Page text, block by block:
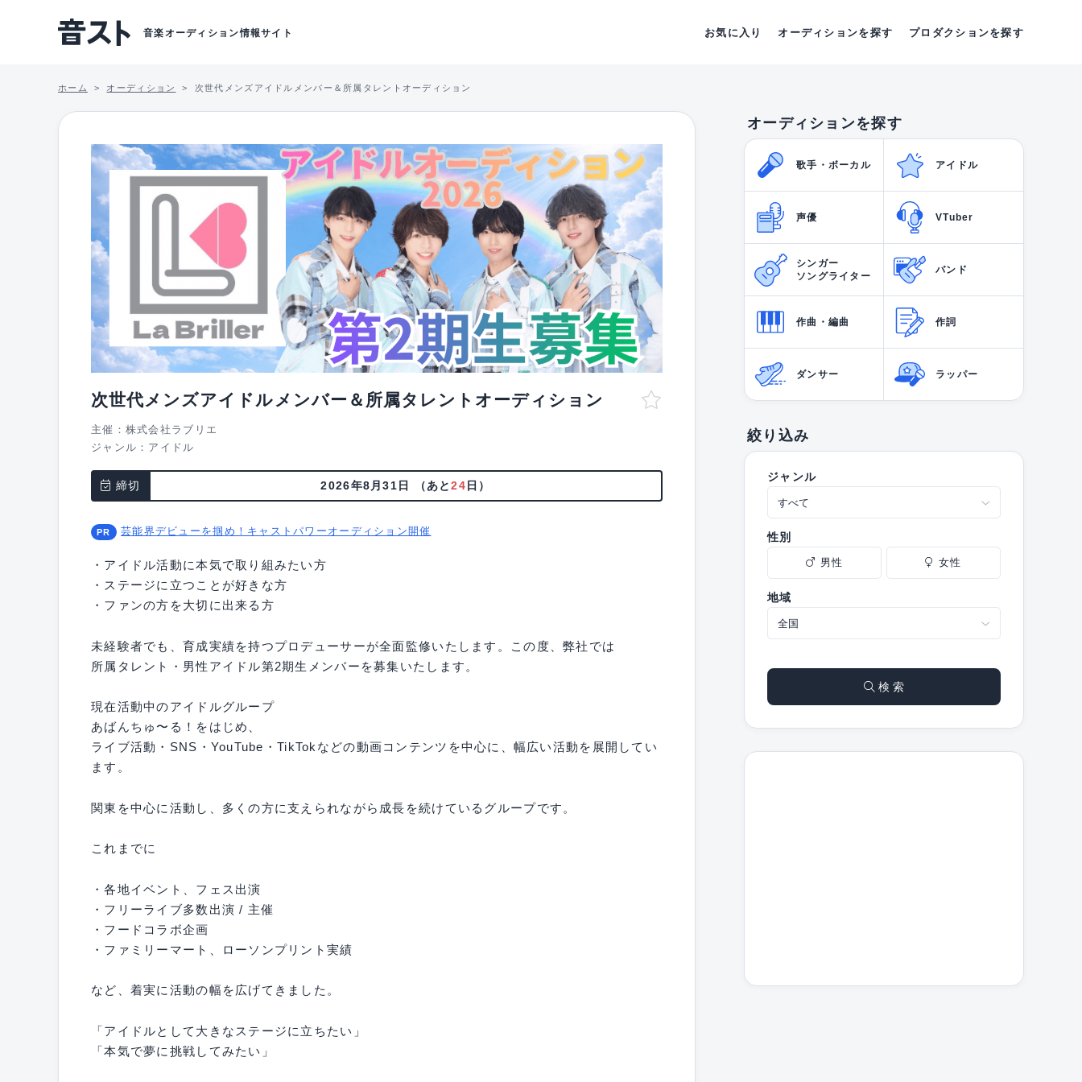
音楽オーディション情報サイト お気に入り オーディションを探す プロダクションを探す
ホーム オーディション 次世代メンズアイドルメンバー＆所属タレントオーディション
次世代メンズアイドルメンバー＆所属タレントオーディション
主催：株式会社ラブリエ
ジャンル： アイドル
締切 2026年8月31日 （あと24 日）
芸能界デビューを掴め！キャストパワーオーディション開催
・アイドル活動に本気で取り組みたい方
・ステージに立つことが好きな方
・ファンの方を大切に出来る方
未経験者でも、育成実績を持つプロデューサーが全面監修いたします。この度、弊社では
所属タレント・男性アイドル第2期生メンバーを募集いたします。
現在活動中のアイドルグループ
あばんちゅ〜る！をはじめ、
ライブ活動・SNS・YouTube・TikTokなどの動画コンテンツを中心に、幅広い活動を展開してい
ます。
関東を中心に活動し、多くの方に支えられながら成長を続けているグループです。
これまでに
・各地イベント、フェス出演
・フリーライブ多数出演 / 主催
・フードコラボ企画
・ファミリーマート、ローソンプリント実績
など、着実に活動の幅を広げてきました。
「アイドルとして大きなステージに立ちたい」
「本気で夢に挑戦してみたい」
オーディションを探す
歌手・ボーカル アイドル
声優 VTuber
シンガー
ソングライター
バンド
作曲・編曲 作詞
ダンサー ラッパー
絞り込み
ジャンル
性別
男性 女性
地域
検 索